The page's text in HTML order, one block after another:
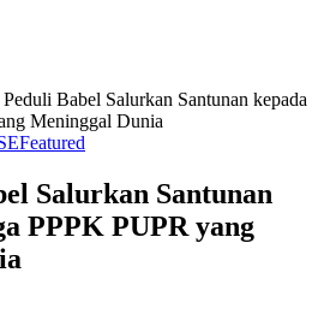
Babel Salurkan Santunan kepada
Meninggal Dunia
Featured
Salurkan Santunan
PPPK PUPR yang